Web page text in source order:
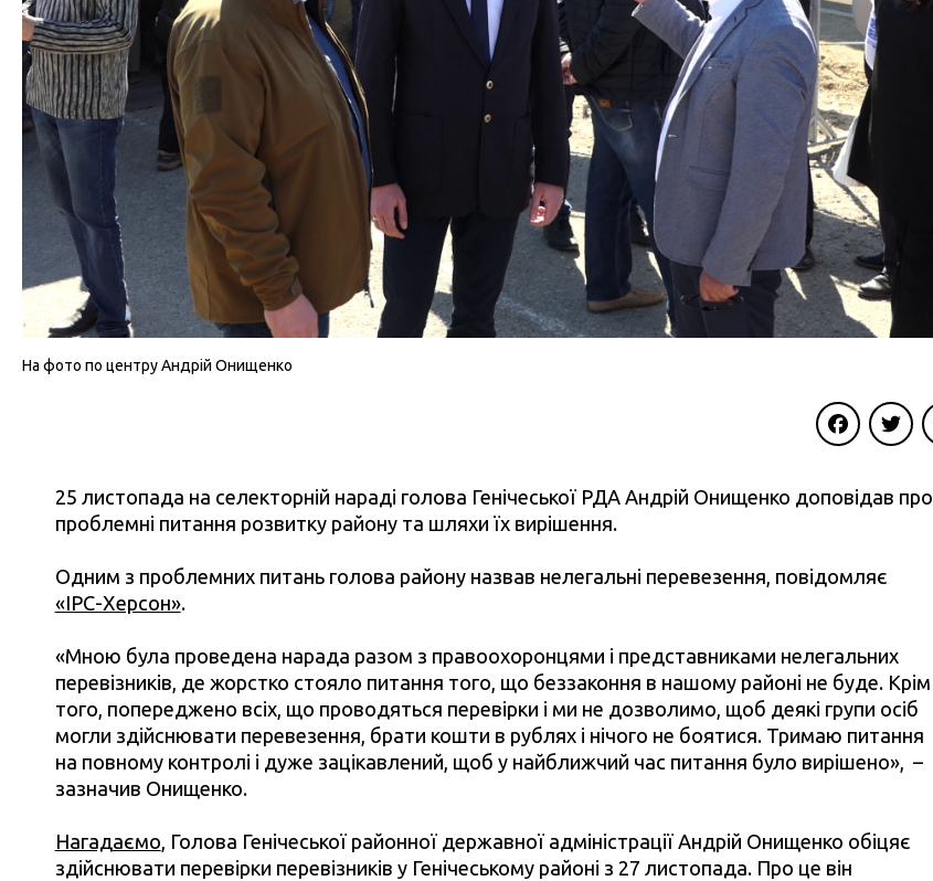
На фото по центру Андрій Онищенко
25 листопада на селекторній нараді голова Генічеської РДА Андрій Онищенко доповідав про
проблемні питання розвитку району та шляхи їх вирішення.
Одним з проблемних питань голова району назвав нелегальні перевезення, повідомляє
«ІРС-Херсон».
«Мною була проведена нарада разом з правоохоронцями і представниками нелегальних
перевізників, де жорстко стояло питання того, що беззаконня в нашому районі не буде. Крім
того, попереджено всіх, що проводяться перевірки і ми не дозволимо, щоб деякі групи осіб
могли здійснювати перевезення, брати кошти в рублях і нічого не боятися. Тримаю питання
на повному контролі і дуже зацікавлений, щоб у найближчий час питання було вирішено», –
зазначив Онищенко.
Нагадаємо, Голова Генічеської районної державної адміністрації Андрій Онищенко обіцяє
здійснювати перевірки перевізників у Генічеському районі з 27 листопада. Про це він